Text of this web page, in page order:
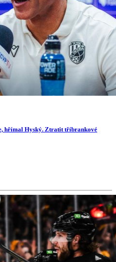
hřímal Hyský. Ztratit tříbrankové